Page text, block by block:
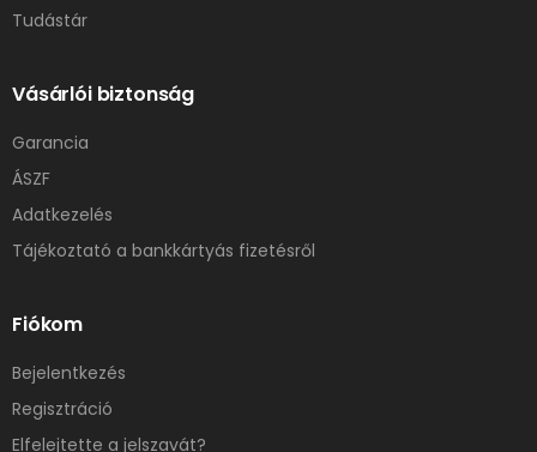
Tudástár
Vásárlói biztonság
Garancia
ÁSZF
Adatkezelés
Tájékoztató a bankkártyás fizetésről
Fiókom
Bejelentkezés
Regisztráció
Elfelejtette a jelszavát?